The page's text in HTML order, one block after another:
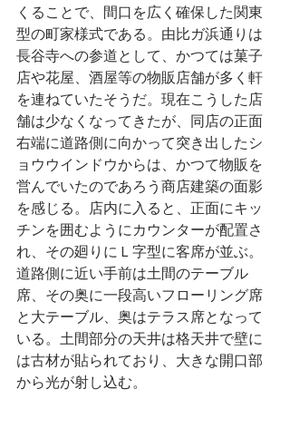
くることで、間口を広く確保した関東
型の町家様式である。由比ガ浜通りは
長谷寺への参道として、かつては菓子
店や花屋、酒屋等の物販店舗が多く軒
を連ねていたそうだ。現在こうした店
舗は少なくなってきたが、同店の正面
右端に道路側に向かって突き出したシ
ョウウインドウからは、かつて物販を
営んでいたのであろう商店建築の面影
を感じる。店内に入ると、正面にキッ
チンを囲むようにカウンターが配置さ
れ、その廻りにＬ字型に客席が並ぶ。
道路側に近い手前は土間のテーブル
席、その奥に一段高いフローリング席
と大テーブル、奥はテラス席となって
いる。土間部分の天井は格天井で壁に
は古材が貼られており、大きな開口部
から光が射し込む。